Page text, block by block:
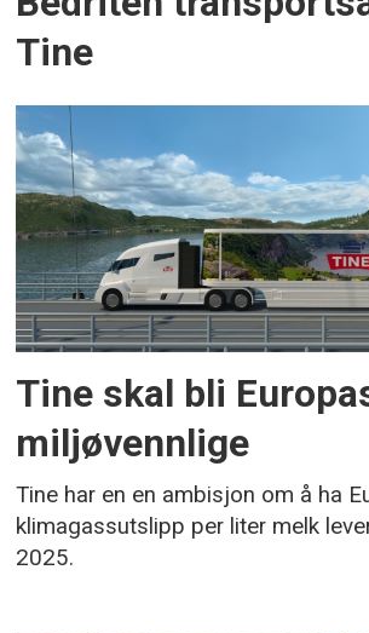
Tine
Tine skal bli
miljøvennlige
Tine har en en ambisjon om å ha
klimagassutslipp per liter melk
2025.